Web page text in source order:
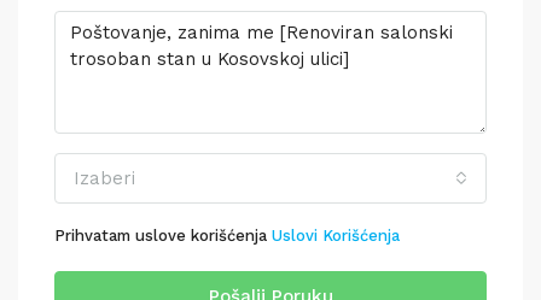
Izaberi
Prihvatam uslove korišćenja Uslovi Korišćenja